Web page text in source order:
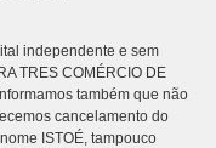
independente e sem
TRES COMÉRCIO DE
também que não
cancelamento do
ISTOÉ, tampouco